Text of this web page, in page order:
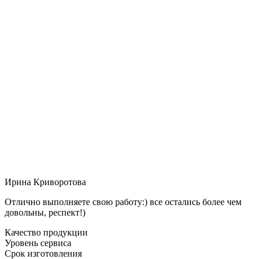
Ирина Криворотова
Отлично выполняете свою работу:) все остались более чем
довольны, респект!)
Качество продукции
Уровень сервиса
Срок изготовления